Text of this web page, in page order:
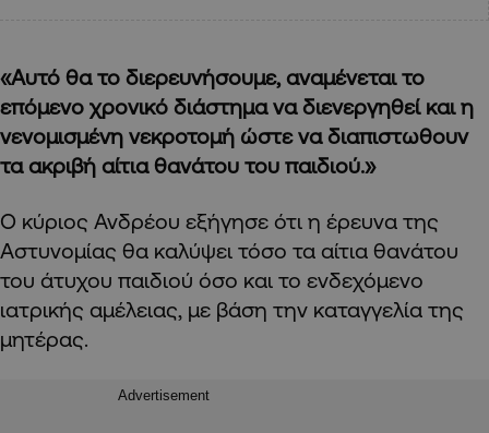
«Αυτό θα το διερευνήσουμε, αναμένεται το
επόμενο χρονικό διάστημα να διενεργηθεί και η
νενομισμένη νεκροτομή ώστε να διαπιστωθουν
τα ακριβή αίτια θανάτου του παιδιού.»
Ο κύριος Ανδρέου εξήγησε ότι η έρευνα της
Αστυνομίας θα καλύψει τόσο τα αίτια θανάτου
του άτυχου παιδιού όσο και το ενδεχόμενο
ιατρικής αμέλειας, με βάση την καταγγελία της
μητέρας.
Advertisement